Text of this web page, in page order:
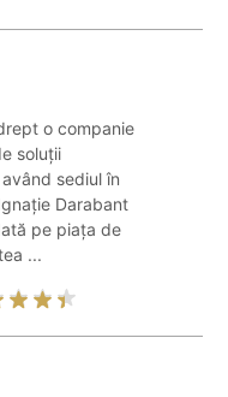
o companie
soluții
sediul în
Darabant
pe piața de
...